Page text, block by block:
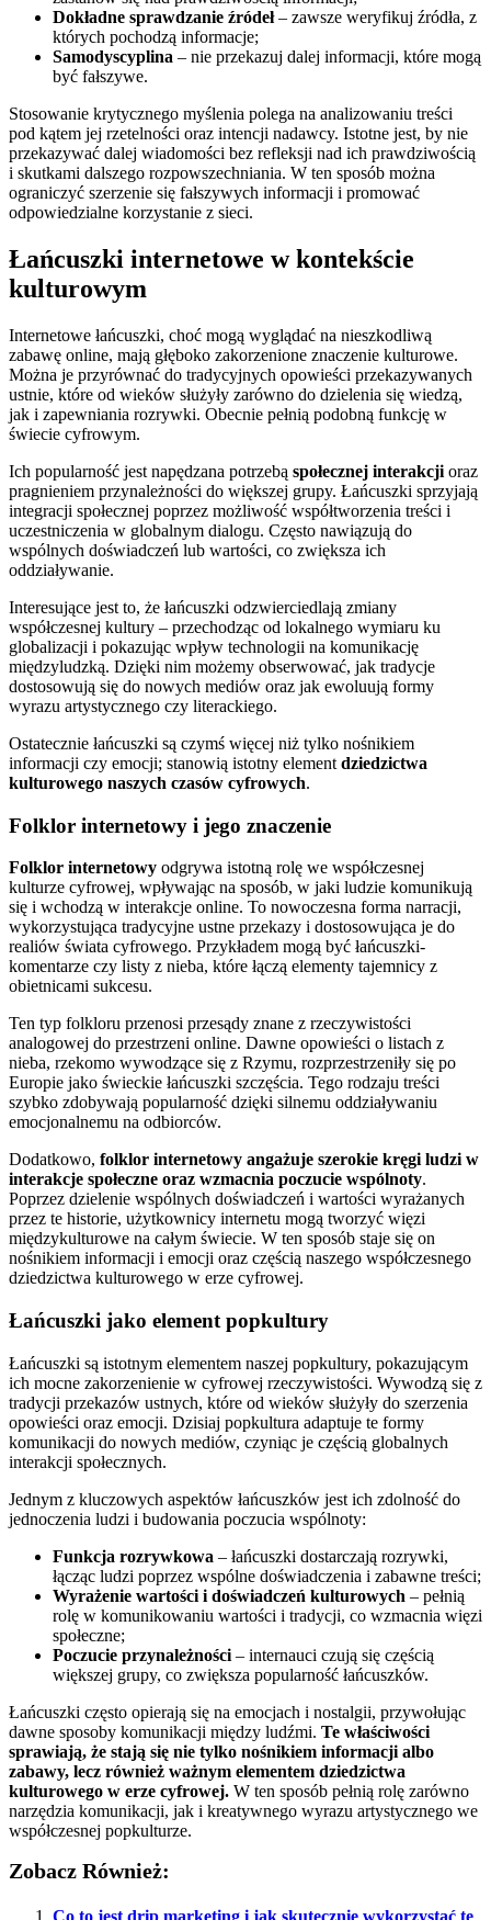
Dokładne sprawdzanie źródeł– zawsze weryfikuj źródła, z
których pochodzą informacje;
Samodyscyplina – nie przekazuj dalej informacji, które mogą
być fałszywe.
Stosowanie krytycznego myślenia polega na analizowaniu treści
pod kątem jej rzetelności oraz intencji nadawcy. Istotne jest, by nie
przekazywać dalej wiadomości bez refleksji nad ich prawdziwością
i skutkami dalszego rozpowszechniania. W ten sposób można
ograniczyć szerzenie się fałszywych informacji i promować
odpowiedzialne korzystanie z sieci.
Łańcuszki internetowe w kontekście
kulturowym
Internetowe łańcuszki, choć mogą wyglądać na nieszkodliwą
zabawę online, mają głęboko zakorzenione znaczenie kulturowe.
Można je przyrównać do tradycyjnych opowieści przekazywanych
ustnie, które od wieków służyły zarówno do dzielenia się wiedzą,
jak i zapewniania rozrywki. Obecnie pełnią podobną funkcję w
świecie cyfrowym.
Ich popularność jest napędzana potrzebą społecznej interakcji oraz
pragnieniem przynależności do większej grupy. Łańcuszki sprzyjają
integracji społecznej poprzez możliwość współtworzenia treści i
uczestniczenia w globalnym dialogu. Często nawiązują do
wspólnych doświadczeń lub wartości, co zwiększa ich
oddziaływanie.
Interesujące jest to, że łańcuszki odzwierciedlają zmiany
współczesnej kultury – przechodząc od lokalnego wymiaru ku
globalizacji i pokazując wpływ technologii na komunikację
międzyludzką. Dzięki nim możemy obserwować, jak tradycje
dostosowują się do nowych mediów oraz jak ewoluują formy
wyrazu artystycznego czy literackiego.
Ostatecznie łańcuszki są czymś więcej niż tylko nośnikiem
informacji czy emocji; stanowią istotny element dziedzictwa
kulturowego naszych czasów cyfrowych.
Folklor internetowy i jego znaczenie
Folklor internetowy odgrywa istotną rolę we współczesnej
kulturze cyfrowej, wpływając na sposób, w jaki ludzie komunikują
się i wchodzą w interakcje online. To nowoczesna forma narracji,
wykorzystująca tradycyjne ustne przekazy i dostosowująca je do
realiów świata cyfrowego. Przykładem mogą być łańcuszki-
komentarze czy listy z nieba, które łączą elementy tajemnicy z
obietnicami sukcesu.
Ten typ folkloru przenosi przesądy znane z rzeczywistości
analogowej do przestrzeni online. Dawne opowieści o listach z
nieba, rzekomo wywodzące się z Rzymu, rozprzestrzeniły się po
Europie jako świeckie łańcuszki szczęścia. Tego rodzaju treści
szybko zdobywają popularność dzięki silnemu oddziaływaniu
emocjonalnemu na odbiorców.
Dodatkowo, folklor internetowy angażuje szerokie kręgi ludzi w
interakcje społeczne oraz wzmacnia poczucie wspólnoty.
Poprzez dzielenie wspólnych doświadczeń i wartości wyrażanych
przez te historie, użytkownicy internetu mogą tworzyć więzi
międzykulturowe na całym świecie. W ten sposób staje się on
nośnikiem informacji i emocji oraz częścią naszego współczesnego
dziedzictwa kulturowego w erze cyfrowej.
Łańcuszki jako element popkultury
Łańcuszki są istotnym elementem naszej popkultury, pokazującym
ich mocne zakorzenienie w cyfrowej rzeczywistości. Wywodzą się z
tradycji przekazów ustnych, które od wieków służyły do szerzenia
opowieści oraz emocji. Dzisiaj popkultura adaptuje te formy
komunikacji do nowych mediów, czyniąc je częścią globalnych
interakcji społecznych.
Jednym z kluczowych aspektów łańcuszków jest ich zdolność do
jednoczenia ludzi i budowania poczucia wspólnoty:
Funkcja rozrywkowa – łańcuszki dostarczają rozrywki,
łącząc ludzi poprzez wspólne doświadczenia i zabawne treści;
Wyrażenie wartości i doświadczeń kulturowych – pełnią
rolę w komunikowaniu wartości i tradycji, co wzmacnia więzi
społeczne;
Poczucie przynależności – internauci czują się częścią
większej grupy, co zwiększa popularność łańcuszków.
Łańcuszki często opierają się na emocjach i nostalgii, przywołując
dawne sposoby komunikacji między ludźmi. Te właściwości
sprawiają, że stają się nie tylko nośnikiem informacji albo
zabawy, lecz również ważnym elementem dziedzictwa
kulturowego w erze cyfrowej. W ten sposób pełnią rolę zarówno
narzędzia komunikacji, jak i kreatywnego wyrazu artystycznego we
współczesnej popkulturze.
Zobacz Również:
Co to jest drip marketing i jak skutecznie wykorzystać tę